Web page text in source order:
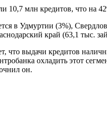
10,7 млн кредитов, что на
в Удмуртии (3%),
край (63,1 тыс.
что выдачи кредитов
охладить этот
он.